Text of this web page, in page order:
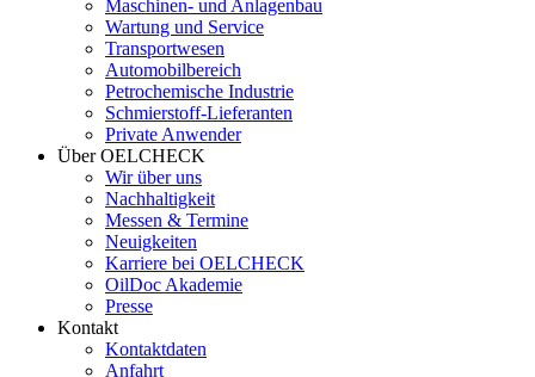
Maschinen- und Anlagenbau
Wartung und Service
Transportwesen
Automobilbereich
Petrochemische Industrie
Schmierstoff-Lieferanten
Private Anwender
Über OELCHECK
Wir über uns
Nachhaltigkeit
Messen & Termine
Neuigkeiten
Karriere bei OELCHECK
OilDoc Akademie
Presse
Kontakt
Kontaktdaten
Anfahrt